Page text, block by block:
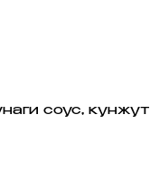
соус, кунжут